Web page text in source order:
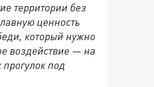
территории без
ценность
который нужно
воздействие — на
под